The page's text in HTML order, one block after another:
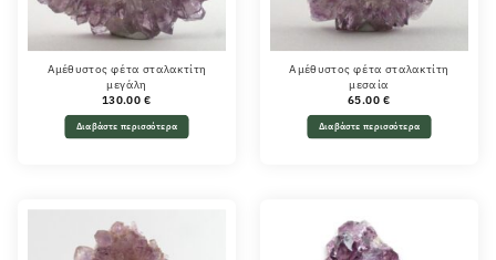
Αμέθυστος φέτα σταλακτίτη
μεγάλη
130.00 €
Διαβάστε περισσότερα
Αμέθυστος φέτα σταλακτίτη
μεσαία
65.00 €
Διαβάστε περισσότερα